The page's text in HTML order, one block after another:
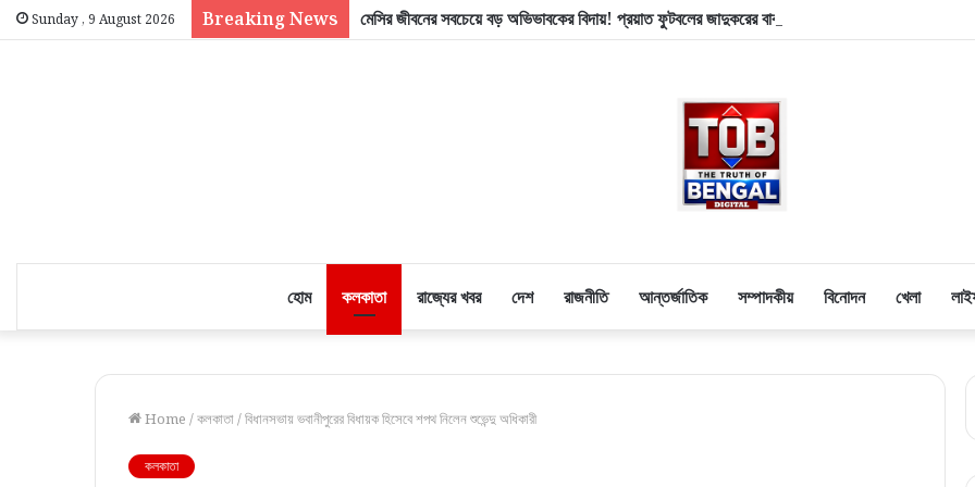
Sunday , 9 August 2026 Breaking News মেসির জীবনের সবচেয়ে বড় অভিভাবকের বিদায়! প্রয়াত ফুটবলের জাদুকরের বাবা হোর্হে মেসি
হোম কলকাতা রাজ্যের খবর দেশ রাজনীতি আন্তর্জাতিক সম্পাদকীয় বিনোদন খেলা
Home /কলকাতা /বিধানসভায় ভবানীপুরের বিধায়ক হিসেবে শপথ নিলেন শুভেন্দু অধিকারী
কলকাতা